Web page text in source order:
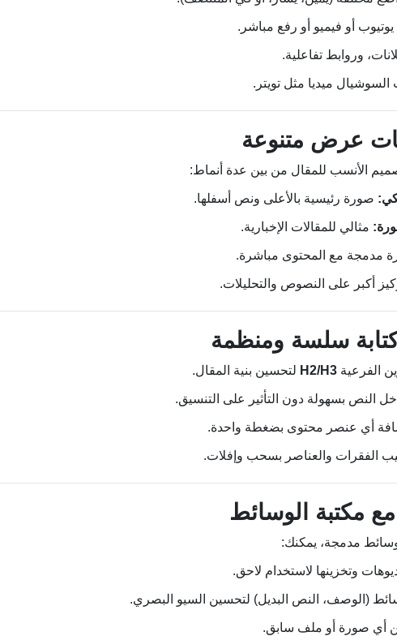
أو فيميو أو رفع مباشر.
وروابط تفاعلية.
ميديا مثل تويتر.
الأنسب للمقال من بين عدة أنماط:
صورة رئيسية بالأعلى ونص أسفلها.
مثالي للمقالات الإخبارية.
مدمجة مع المحتوى مباشرة.
أكبر على النصوص والتحليلات.
الفرعية H2/H3 لتحسين بنية المقال.
النص بسهولة دون التأثير على التنسيق.
أي عنصر محتوى بضغطة واحدة.
الفقرات والعناصر بسحب وإفلات.
مدمجة، يمكنك:
وتخزينها لاستخدام لاحق.
(الوصف، النص البديل) لتحسين السيو البصري.
أي صورة أو ملف سابق.